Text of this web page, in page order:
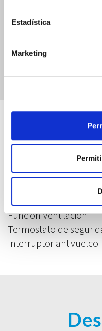
Estadística
Marketing
Resistencia de agujas
Potencia térmica:
Homologado IP21
Función Ventilación
Termostato de
Interruptor antivuelco